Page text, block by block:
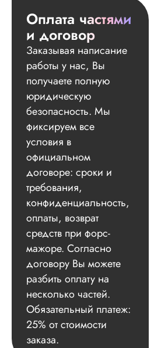
Оплата частями
и договор
Заказывая написание
работы у нас, Вы
получаете полную
юридическую
безопасность. Мы
фиксируем все
условия в
официальном
договоре: сроки и
требования,
конфиденциальность,
оплаты, возврат
средств при форс-
мажоре. Согласно
договору Вы можете
разбить оплату на
несколько частей.
Обязательный платеж:
25% от стоимости
заказа.